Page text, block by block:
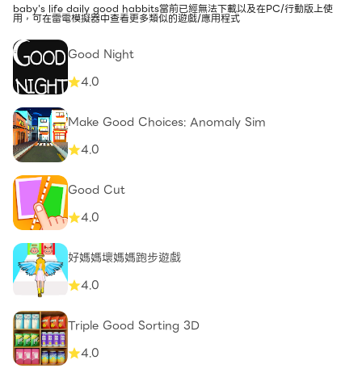
baby's life daily good habbits當前已經無法下載以及在PC/行動版上使
用，可在雷電模擬器中查看更多類似的遊戲/應用程式
Good Night
4.0
Make Good Choices: Anomaly Sim
4.0
Good Cut
4.0
好媽媽壞媽媽跑步遊戲
4.0
Triple Good Sorting 3D
4.0